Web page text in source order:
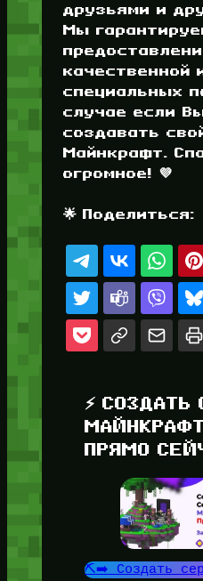
друзьями и
Мы
качественной
специальных
случае если
создавать
Майнкрафт.
огромное! 💜
🌟 Поделиться:
⚡ СОЗДАТЬ
ПРЯМО
⛏️➡️ Создать